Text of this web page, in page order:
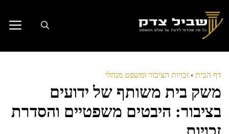
לתוכן
דף הבית › זכויות הציבור ומשפט מנהלי
משק בית משותף של ידועים
בציבור: היבטים משפטיים והסדרת